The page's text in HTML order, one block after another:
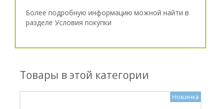
Более подробную информацию можной найти в
разделе Условия покупки
Товары в этой категории
Новинка